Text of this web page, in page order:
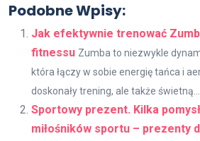
Podobne Wpisy:
Jak efektywnie trenować
fitnessu Zumba to niezwykle
która łączy w sobie energię tańca i
doskonały trening, ale także świetną...
Sportowy prezent. Kilka
miłośników sportu – prezenty